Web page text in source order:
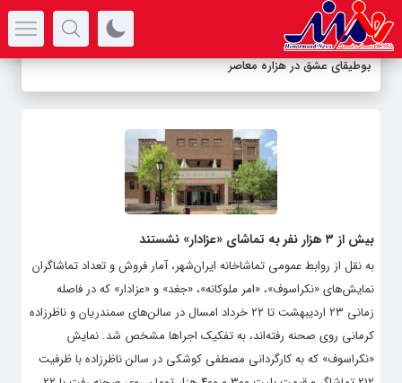
بوطیقای عشق در هزاره معاصر
بیش از ۳ هزار نفر به تماشای «عزادار» نشستند
به نقل از روابط عمومی تماشاخانه ایران‌شهر، آمار فروش و تعداد تماشاگران
نمایش‌های «نکراسوف»، «امر ملوکانه»، «جغد» و «عزادار» که در فاصله
زمانی ۲۳ اردیبهشت تا ۲۲ خرداد امسال در سالن‌های سمندریان و ناظرزاده
کرمانی روی صحنه رفته‌اند، به تفکیک اجراها مشخص شد. نمایش
«نکراسوف» که به کارگردانی مصطفی کوشکی در سالن ناظرزاده با ظرفیت